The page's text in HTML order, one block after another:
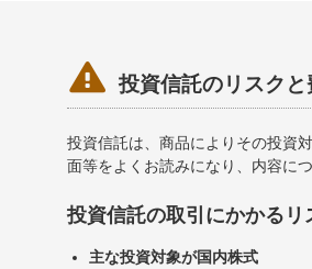
 投資信託のリスク
投資信託は、商品によりその投資
面等をよくお読みになり、内容に
投資信託の取引にかかるリ
主な投資対象が国内株式